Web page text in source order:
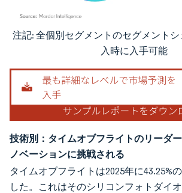
画像 © Mordor Intelligence。再利用にはCC BY 4.0
注記: 全個別セグメントのセグメント
入時に入手可能
技術別：タイムオブフライトのリーダ
ノベーションに挑戦される
タイムオブフライトは2025年に43.25%
した。これはそのシリコンフォトダイ